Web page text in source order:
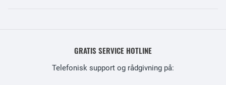
GRATIS SERVICE HOTLINE
Telefonisk support og rådgivning på: